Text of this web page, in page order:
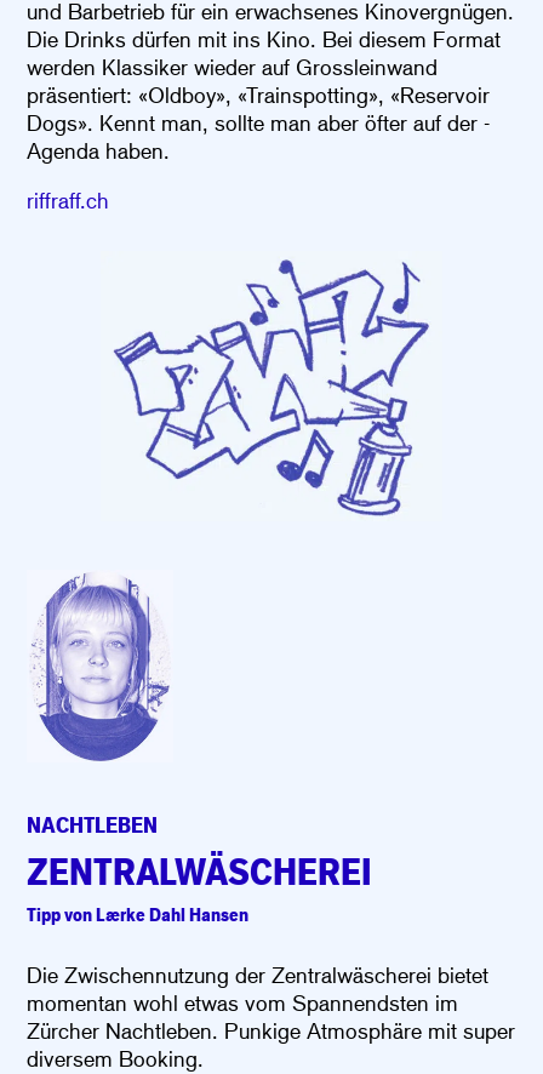
und Barbetrieb für ein erwachsenes Kinovergnügen.
Die Drinks dürfen mit ins Kino. Bei diesem Format
werden Klassiker wieder auf Grossleinwand
präsentiert: «Oldboy», «Trainspotting», «Reservoir
Dogs». Kennt man, sollte man aber öfter auf der ­
Agenda haben.
riffraff.ch
NACHTLEBEN
ZENTRALWÄSCHEREI
Tipp von Lærke Dahl Hansen
Die Zwischennutzung der Zentralwäscherei bietet
momentan wohl etwas vom Spannendsten im
Zürcher Nachtleben. Punkige Atmosphäre mit super
diversem Booking.